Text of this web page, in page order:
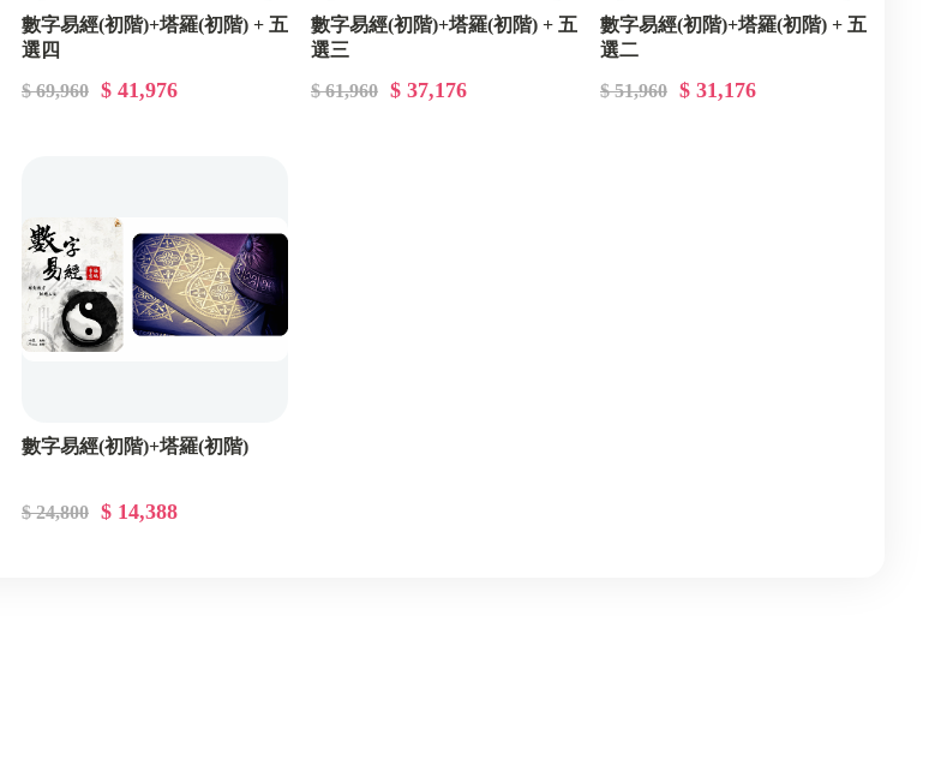
數字易經(初階)+塔羅(初階) + 五
選四
$ 69,960 $ 41,976
數字易經(初階)+塔羅(初階) + 五
選三
$ 61,960 $ 37,176
數字易經(初階)+塔羅(初階) + 五
選二
$ 51,960 $ 31,176
數字易經(初階)+塔羅(初階)
$ 24,800 $ 14,388